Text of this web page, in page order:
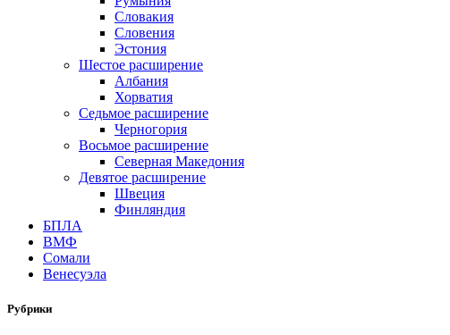
Словакия
Словения
Эстония
Шестое расширение
Албания
Хорватия
Седьмое расширение
Черногория
Восьмое расширение
Северная Македония
Девятое расширение
Швеция
Финляндия
БПЛА
ВМФ
Сомали
Венесуэла
Рубрики